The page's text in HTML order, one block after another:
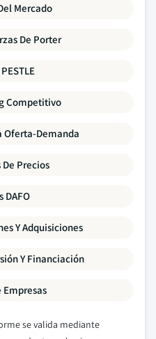
Mercado
De Porter
Competitivo
Oferta-Demanda
Precios
DAFO
Y Adquisiciones
Y Financiación
Empresas
se valida mediante